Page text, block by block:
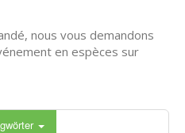
nous vous demandons
en espèces sur